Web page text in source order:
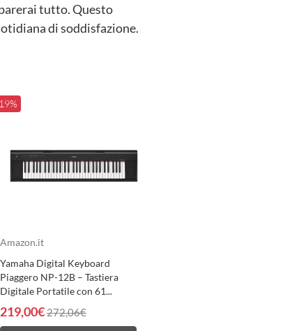
tutto. Questo
di soddisfazione.
Amazon.it
Yamaha Digital Keyboard
Piaggero NP-12B – Tastiera
Digitale Portatile con 61...
219,00€272,06€